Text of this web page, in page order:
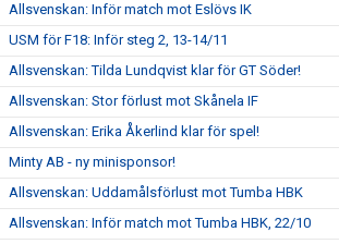
Allsvenskan: Inför match mot Eslövs IK
USM för F18: Inför steg 2, 13-14/11
Allsvenskan: Tilda Lundqvist klar för GT Söder!
Allsvenskan: Stor förlust mot Skånela IF
Allsvenskan: Erika Åkerlind klar för spel!
Minty AB - ny minisponsor!
Allsvenskan: Uddamålsförlust mot Tumba HBK
Allsvenskan: Inför match mot Tumba HBK, 22/10